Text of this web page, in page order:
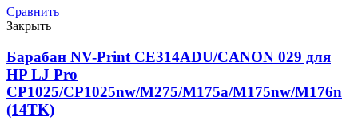
Сравнить
Закрыть
Барабан NV-Print CE314ADU/CANON 029 для
HP LJ Pro
CP1025/CP1025nw/M275/M175a/M175nw/M176n
(14TK)